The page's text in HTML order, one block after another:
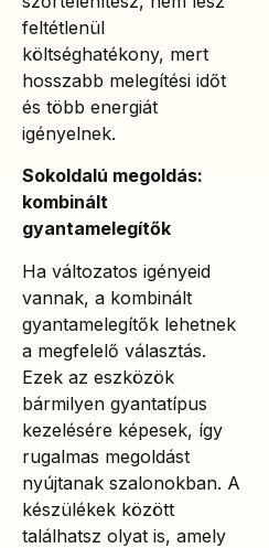
feltétlenül
költséghatékony, mert
hosszabb melegítési időt
és több energiát
igényelnek.
Sokoldalú megoldás:
kombinált
gyantamelegítők
Ha változatos igényeid
vannak, a kombinált
gyantamelegítők lehetnek
a megfelelő választás.
Ezek az eszközök
bármilyen gyantatípus
kezelésére képesek, így
rugalmas megoldást
nyújtanak szalonokban. A
készülékek között
találhatsz olyat is, amely